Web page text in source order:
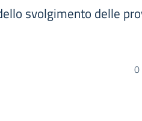
svolgimento delle
0